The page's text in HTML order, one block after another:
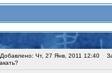
Добавлено: Чт, 27 Янв, 2011 12:40